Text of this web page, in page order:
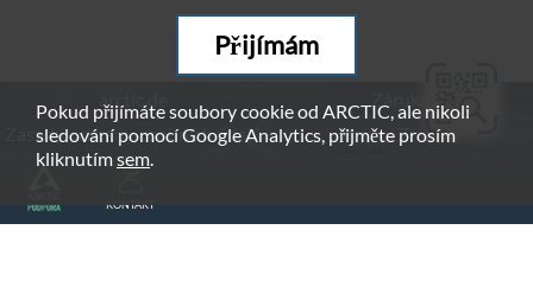
KONTAKT
arctic.de
Zásady ochrany osobních údajů
Právní Zmínka
Přijímám
Pokud přijímáte soubory cookie od ARCTIC, ale nikoli
sledování pomocí Google Analytics, přijměte prosím
kliknutímsem.